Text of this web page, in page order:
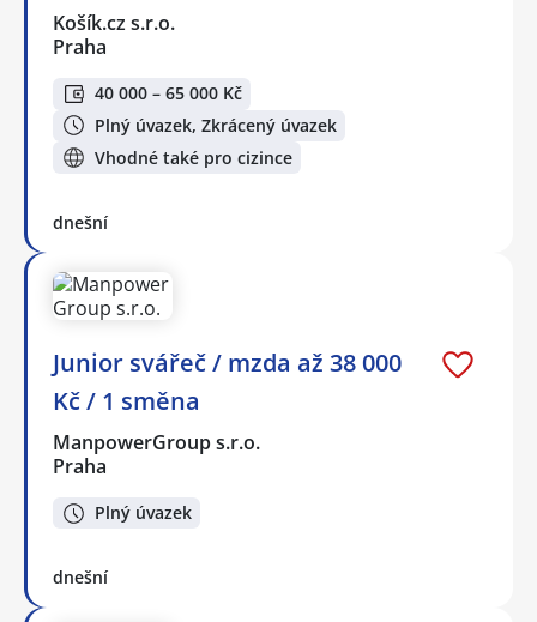
Košík.cz s.r.o.
Praha
40 000 – 65 000 Kč
Plný úvazek, Zkrácený úvazek
Vhodné také pro cizince
dnešní
Junior svářeč / mzda až 38 000
Kč / 1 směna
ManpowerGroup s.r.o.
Praha
Plný úvazek
dnešní